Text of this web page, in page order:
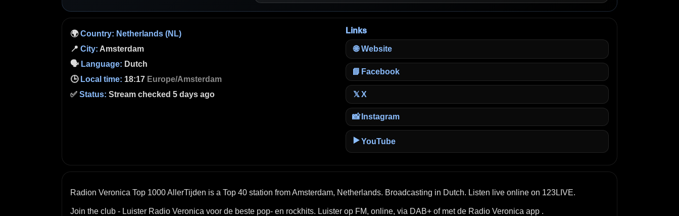
🌍Country: Netherlands (NL)
📍 City: Amsterdam
🗣️ Language: Dutch
🕒 Local time: 18:17 Europe/Amsterdam
✅ Status: Stream checked 5 days ago
Links
🌐 Website
📘 Facebook
𝕏 X
📸 Instagram
▶️ YouTube
Radion Veronica Top 1000 AllerTijden is a Top 40 station from Amsterdam, Netherlands. Broadcasting in Dutch. Listen live online on 123LIVE.
Join the club - Luister Radio Veronica voor de beste pop- en rockhits. Luister op FM, online, via DAB+ of met de Radio Veronica app .